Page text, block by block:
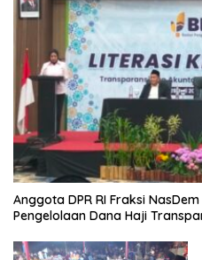
Anggota DPR RI Fraksi
Pengelolaan Dana Haji